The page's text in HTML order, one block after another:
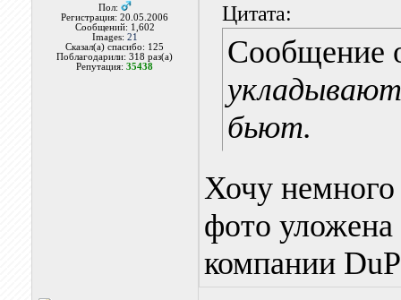
Пол:
Регистрация: 20.05.2006
Сообщений: 1,602
Images: 21
Сказал(а) спасибо: 125
Поблагодарили: 318 раз(а)
Репутация:35438
Цитата:
Сообщение
бьют.
Хочу
фото
компании